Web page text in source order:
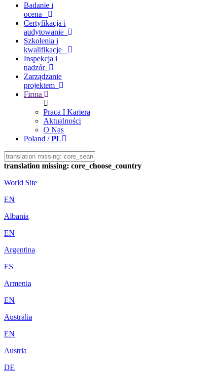
Badanie i
ocena
Certyfikacja i
audytowanie
Szkolenia i
kwalifikacje
Inspekcja i
nadzór
Zarządzanie
projektem
Firma
Praca I Kariera
Aktualności
O Nas
Poland /PL
translation missing: core_choose_country
World Site
EN
Albania
EN
Argentina
ES
Armenia
EN
Australia
EN
Austria
DE